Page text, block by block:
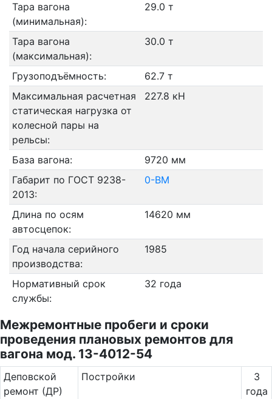
Тара вагона
(минимальная):
29.0 т
Тара вагона
(максимальная):
30.0 т
Грузоподъёмность:
62.7 т
Максимальная расчетная
статическая нагрузка от
колесной пары на
рельсы:
227.8 кН
База вагона:
9720 мм
Габарит по ГОСТ 9238-
2013:
0-ВМ
Длина по осям
автосцепок:
14620 мм
Год начала серийного
производства:
1985
Нормативный срок
службы:
32 года
Межремонтные пробеги и сроки
проведения плановых ремонтов для
вагона мод. 13-4012-54
Де­повс­кой
ремонт (ДР)
Постройки
3
года